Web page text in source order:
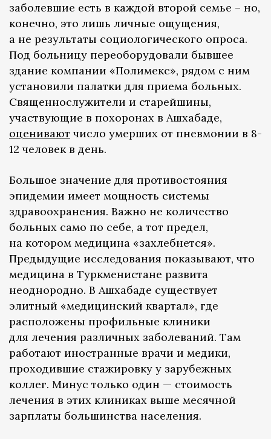
заболевшие есть в каждой второй семье – но,
конечно, это лишь личные ощущения,
а не результаты социологического опроса.
Под больницу переоборудовали бывшее
здание компании «Полимекс», рядом с ним
установили палатки для приема больных.
Священнослужители и старейшины,
участвующие в похоронах в Ашхабаде,
оценивают число умерших от пневмонии в 8-
12 человек в день.
Большое значение для противостояния
эпидемии имеет мощность системы
здравоохранения. Важно не количество
больных само по себе, а тот предел,
на котором медицина «захлебнется».
Предыдущие исследования показывают, что
медицина в Туркменистане развита
неоднородно. В Ашхабаде существует
элитный «медицинский квартал», где
расположены профильные клиники
для лечения различных заболеваний. Там
работают иностранные врачи и медики,
проходившие стажировку у зарубежных
коллег. Минус только один — стоимость
лечения в этих клиниках выше месячной
зарплаты большинства населения.